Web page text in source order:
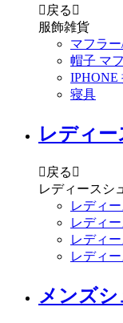
 戻る 
服飾雑貨
マフラ
帽子 マ
IPHONE
寝具
レディ
 戻る 
レディースシ
レディ
レディ
レディ
レディ
メンズ